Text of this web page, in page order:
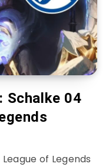
Schalke 04
of Legends